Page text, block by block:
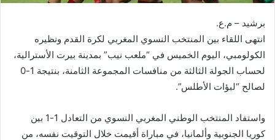
ن
ي
برشيد – م.ع.
انتهى اللقاء بين المنتخب النسوي المغربي لكرة القدم ونظيره
الكولومبي، اليوم الخميس في “ملعب نيب” بمدينة بيرت الأسترالية،
لحساب الجولة الثالثة من منافسات المجموعة الثامنة، بنتيجة 1-0
لصالح “لبؤات الأطلس”.
واستفاد المنتخب الوطني المغربي النسوي من التعادل 1-1 بين
كوريا الجنوبية وألمانيا، في مباراة أقيمت خلال التوقيت نفسه، من